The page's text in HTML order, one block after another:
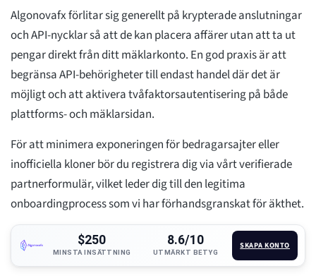
Algonovafx förlitar sig generellt på krypterade anslutningar
och API-nycklar så att de kan placera affärer utan att ta ut
pengar direkt från ditt mäklarkonto. En god praxis är att
begränsa API-behörigheter till endast handel där det är
möjligt och att aktivera tvåfaktorsautentisering på både
plattforms- och mäklarsidan.
För att minimera exponeringen för bedragarsajter eller
inofficiella kloner bör du registrera dig via vårt verifierade
partnerformulär, vilket leder dig till den legitima
onboardingprocess som vi har förhandsgranskat för äkthet.
$250
MINSTA INSÄTTNING
8.6/10
UTMÄRKT BETYG
SKAPA KONTO